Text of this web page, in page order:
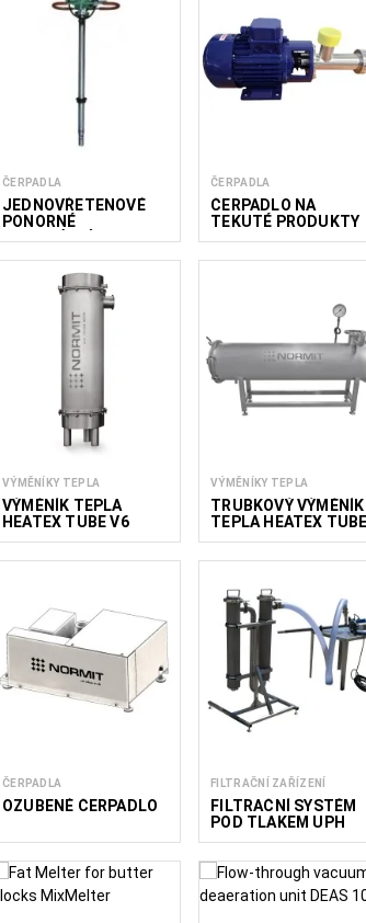
ČERPADLA
JEDNOVŘETENOVÉ
PONORNÉ
VERTIKÁLNÍ
ČERPADLA
ČERPADLO NA
TEKUTÉ PRODUKTY
VÝMĚNÍKY TEPLA
VÝMĚNÍK TEPLA
HEATEX TUBE V6
VÝMĚNÍKY TEPLA
TRUBKOVÝ VÝMĚNÍK
TEPLA HEATEX TUBE
H
ČERPADLA
OZUBENÉ ČERPADLO
FILTRAČNÍ ZAŘÍZENÍ
FILTRAČNÍ SYSTÉM
POD TLAKEM UPH